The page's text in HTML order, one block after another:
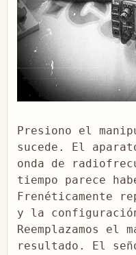
Presiono el
sucede. El
onda de
tiempo parece
Frenéticamente
y la
Reemplazamos
resultado. El